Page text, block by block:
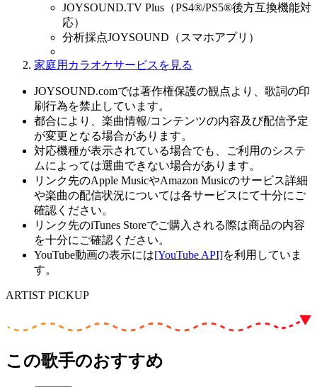
JOYSOUND.TV Plus（PS4®/PS5®後方互換機能対
応）
分析採点JOYSOUND（スマホアプリ）
家庭用カラオケサービスを見る
JOYSOUND.comでは著作権保護の観点より、歌詞の印
刷行為を禁止しています。
都合により、楽曲情報/コンテンツの内容及び配信予定
が変更となる場合があります。
対応機種が表示されている場合でも、ご利用のシステ
ムによっては選曲できない場合があります。
リンク先のApple MusicやAmazon Musicのサービス詳細
や楽曲の配信状況については各サービスにて十分にご
確認ください。
リンク先のiTunes Storeでご購入される際は商品の内容
を十分にご確認ください。
YouTube動画の表示には[YouTube API]を利用していま
す。
ARTIST PICKUP
この歌手のおすすめ